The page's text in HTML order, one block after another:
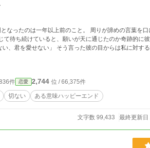
周りが諦めの言葉を口にしても、私は決して諦めなか
件 恋愛 2,744 位 / 66,375件
切ない ある意味ハッピーエンド
文字数 99,433 最終更新